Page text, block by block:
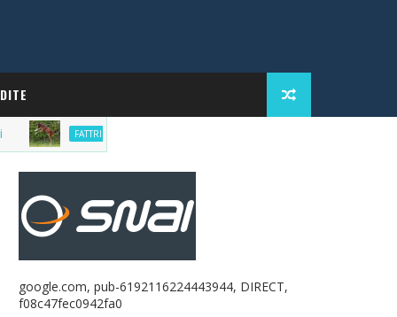
FATTRICI Market del purosangue, la lista delle fattrici in vendita.
google.com, pub-6192116224443944, DIRECT,
f08c47fec0942fa0